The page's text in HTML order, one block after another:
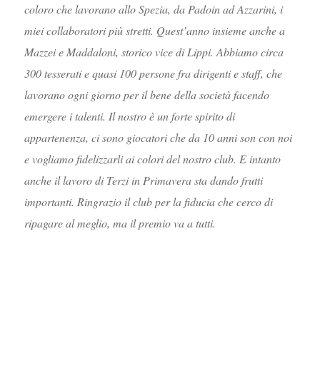
coloro che lavorano allo Spezia, da Padoin ad Azzarini, i
miei collaboratori più stretti. Quest’anno insieme anche a
Mazzei e Maddaloni, storico vice di Lippi. Abbiamo circa
300 tesserati e quasi 100 persone fra dirigenti e staff, che
lavorano ogni giorno per il bene della società facendo
emergere i talenti. Il nostro è un forte spirito di
appartenenza, ci sono giocatori che da 10 anni son con noi
e vogliamo fidelizzarli ai colori del nostro club. E intanto
anche il lavoro di Terzi in Primavera sta dando frutti
importanti. Ringrazio il club per la fiducia che cerco di
ripagare al meglio, ma il premio va a tutti.